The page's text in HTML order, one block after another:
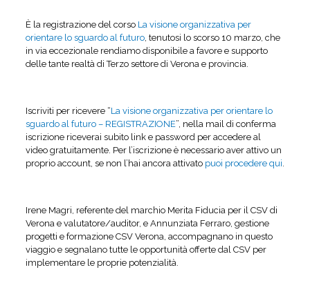
È la registrazione del corso La visione organizzativa per
orientare lo sguardo al futuro, tenutosi lo scorso 10 marzo, che
in via eccezionale rendiamo disponibile a favore e supporto
delle tante realtà di Terzo settore di Verona e provincia.
Iscriviti per ricevere “La visione organizzativa per orientare lo
sguardo al futuro – REGISTRAZIONE”, nella mail di conferma
iscrizione riceverai subito link e password per accedere al
video gratuitamente. Per l’iscrizione è necessario aver attivo un
proprio account, se non l’hai ancora attivato puoi procedere qui.
Irene Magri, referente del marchio Merita Fiducia per il CSV di
Verona e valutatore/auditor, e Annunziata Ferraro, gestione
progetti e formazione CSV Verona, accompagnano in questo
viaggio e segnalano tutte le opportunità offerte dal CSV per
implementare le proprie potenzialità.